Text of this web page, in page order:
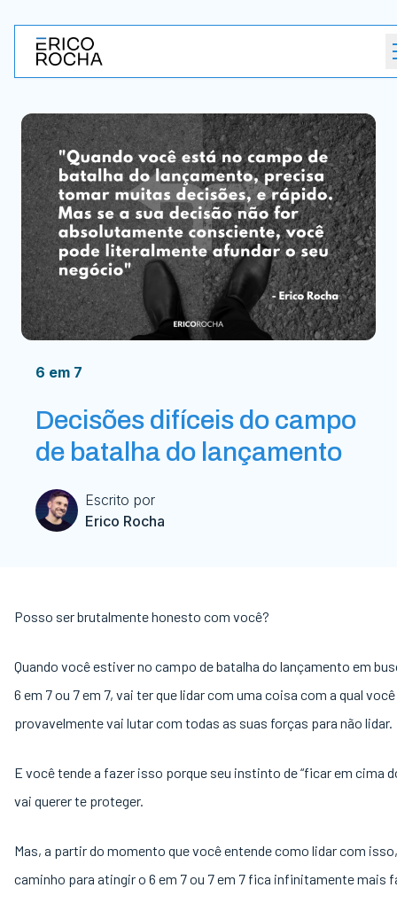
6 em 7
Decisões difíceis do campo
de batalha do lançamento
Escrito por
Erico Rocha
Posso ser brutalmente honesto com você?
Quando você estiver no campo de batalha do lançamento em
6 em 7 ou 7 em 7, vai ter que lidar com uma coisa com a qual você
provavelmente vai lutar com todas as suas forças para não lidar.
E você tende a fazer isso porque seu instinto de “ficar em cima
vai querer te proteger.
Mas, a partir do momento que você entende como lidar com
caminho para atingir o 6 em 7 ou 7 em 7 fica infinitamente mais